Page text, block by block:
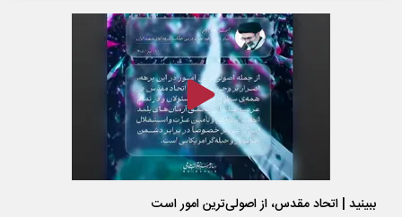
ببینید | اتحاد مقدس، از اصولی‌ترین امور است